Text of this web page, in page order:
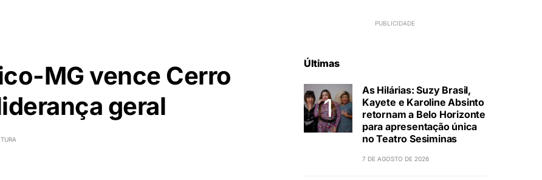
MG vence Cerro
geral
Últimas
As Hilárias: Suzy Brasil,
Kayete e Karoline Absinto
retornam a Belo Horizonte
para apresentação única
no Teatro Sesiminas
7 DE AGOSTO DE 2026